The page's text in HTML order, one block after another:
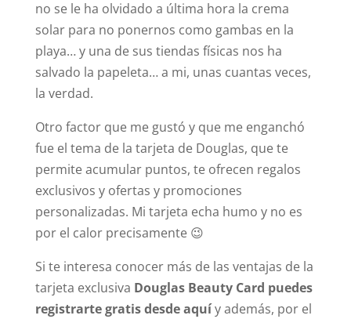
no se le ha olvidado a última hora la crema
solar para no ponernos como gambas en la
playa… y una de sus tiendas físicas nos ha
salvado la papeleta… a mi, unas cuantas veces,
la verdad.
Otro factor que me gustó y que me enganchó
fue el tema de la tarjeta de Douglas, que te
permite acumular puntos, te ofrecen regalos
exclusivos y ofertas y promociones
personalizadas. Mi tarjeta echa humo y no es
por el calor precisamente 😉
Si te interesa conocer más de las ventajas de la
tarjeta exclusiva Douglas Beauty Card puedes
registrarte gratis desde aquíy además, por el